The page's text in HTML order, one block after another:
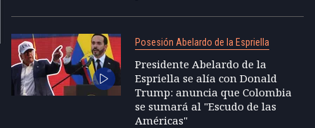
Posesión Abelardo de la Espriella
Presidente Abelardo de la
Espriella se alía con Donald
Trump: anuncia que Colombia
se sumará al "Escudo de las
Américas"